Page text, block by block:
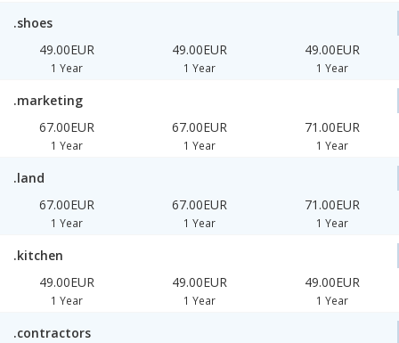
.shoes
49.00EUR
1 Year
49.00EUR
1 Year
49.00EUR
1 Year
.marketing
67.00EUR
1 Year
67.00EUR
1 Year
71.00EUR
1 Year
.land
67.00EUR
1 Year
67.00EUR
1 Year
71.00EUR
1 Year
.kitchen
49.00EUR
1 Year
49.00EUR
1 Year
49.00EUR
1 Year
.contractors